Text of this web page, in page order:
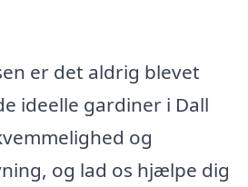
er det aldrig blevet
ideelle gardiner i Dall
og
og lad os hjælpe dig